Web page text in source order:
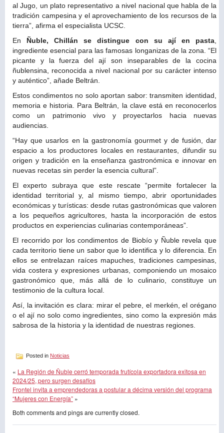
al Jugo, un plato representativo a nivel nacional que habla de la
tradición campesina y el aprovechamiento de los recursos de la
tierra”, afirma el especialista UCSC.
En Ñuble, Chillán se distingue con su ají en pasta
ingrediente esencial para las famosas longanizas de la zona. “El
picante y la fuerza del ají son inseparables de la cocina
ñublensina, reconocida a nivel nacional por su carácter intenso
y auténtico”, añade Beltrán.
Estos condimentos no solo aportan sabor: transmiten identidad,
memoria e historia. Para Beltrán, la clave está en reconocerlos
como un patrimonio vivo y proyectarlos hacia nuevas
audiencias.
“Hay que usarlos en la gastronomía gourmet y de fusión, dar
espacio a los productores locales en restaurantes, difundir su
origen y tradición en la enseñanza gastronómica e innovar en
nuevas recetas sin perder la esencia cultural”.
El experto subraya que este rescate “permite fortalecer la
identidad territorial y, al mismo tiempo, abrir oportunidades
económicas y turísticas: desde rutas gastronómicas que valoren
a los pequeños agricultores, hasta la incorporación de estos
productos en experiencias culinarias contemporáneas”.
El recorrido por los condimentos de Biobío y Ñuble revela que
cada territorio tiene un sabor que lo identifica y lo diferencia. En
ellos se entrelazan raíces mapuches, tradiciones campesinas,
vida costera y expresiones urbanas, componiendo un mosaico
gastronómico que, más allá de lo culinario, constituye un
testimonio de la cultura local.
Así, la invitación es clara: mirar el pebre, el merkén, el orégano
o el ají no solo como ingredientes, sino como la expresión más
sabrosa de la historia y la identidad de nuestras regiones.
Posted in Noticias
« La Región de Ñuble cerró temporada frutícola exportadora exitosa en
2024/25, pero surgen desafíos
Frontel invita a emprendedoras a postular a décima versión del programa
“Mujeres con Energía” »
Both comments and pings are currently closed.